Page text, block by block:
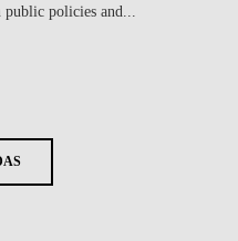
policies and...